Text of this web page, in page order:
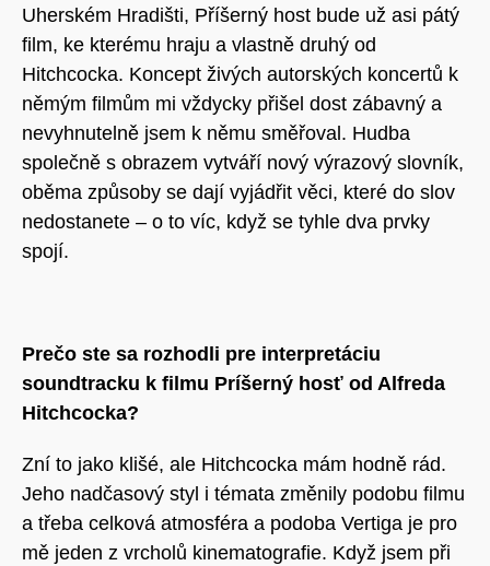
Uherském Hradišti, Příšerný host bude už asi pátý
film, ke kterému hraju a vlastně druhý od
Hitchcocka. Koncept živých autorských koncertů k
němým filmům mi vždycky přišel dost zábavný a
nevyhnutelně jsem k němu směřoval. Hudba
společně s obrazem vytváří nový výrazový slovník,
oběma způsoby se dají vyjádřit věci, které do slov
nedostanete – o to víc, když se tyhle dva prvky
spojí.
Prečo ste sa rozhodli pre interpretáciu
soundtracku k filmu Príšerný hosť od Alfreda
Hitchcocka?
Zní to jako klišé, ale Hitchcocka mám hodně rád.
Jeho nadčasový styl i témata změnily podobu filmu
a třeba celková atmosféra a podoba Vertiga je pro
mě jeden z vrcholů kinematografie. Když jsem při